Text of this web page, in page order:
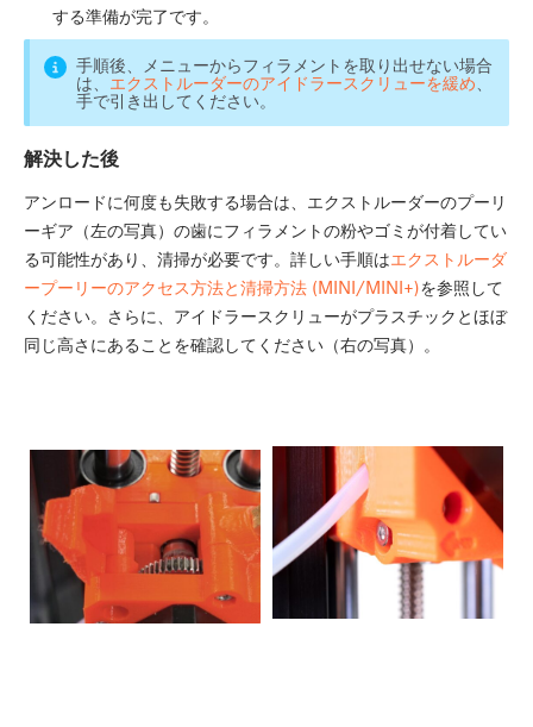
する準備が完了です。
手順後、メニューからフィラメントを取り出せない場合
は、 エクストルーダーのアイドラースクリューを緩め
手で引き出してください。
解決した後
アンロードに何度も失敗する場合は、エクストルーダーのプーリ
ーギア（左の写真）の歯にフィラメントの粉やゴミが付着してい
る可能性があり、清掃が必要です。詳しい手順はエクストルーダ
ープーリーのアクセス方法と清掃方法 (MINI/MINI+)を参照して
ください。さらに、アイドラースクリューがプラスチックとほぼ
同じ高さにあることを確認してください（右の写真）。